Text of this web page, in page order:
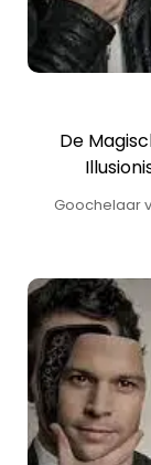
De
Goochelaar